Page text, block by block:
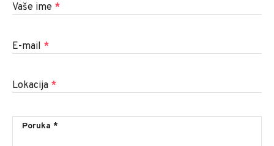
Vaše ime *
E-mail *
Lokacija *